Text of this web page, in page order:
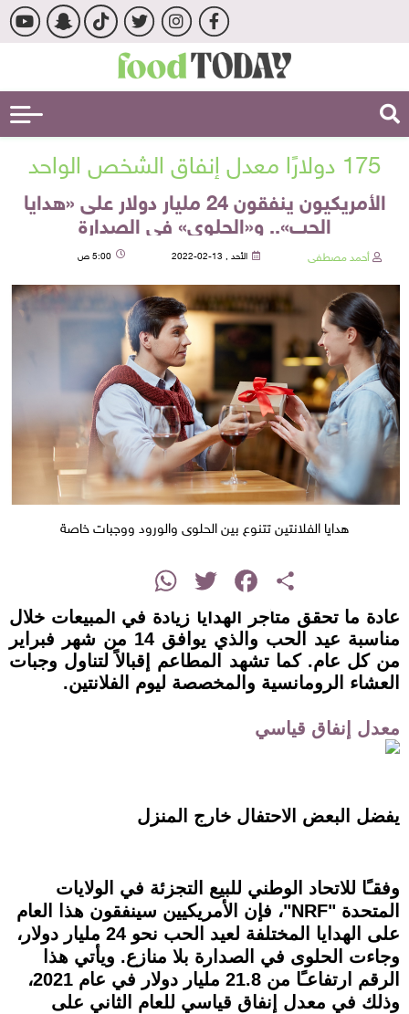
175 دولارًا معدل إنفاق الشخص الواحد
الأمريكيون ينفقون 24 مليار دولار على «هدايا
الحب».. و«الحلوى» في الصدارة
أحمد مصطفى الأحد , 13-02-2022 5:00 ص
هدايا الفلانتين تتنوع بين الحلوى والورود ووجبات خاصة
Share
Facebook
Twitter
WhatsApp
عادة ما تحقق متاجر الهدايا زيادة في المبيعات خلال
مناسبة عيد الحب والذي يوافق 14 من شهر فبراير
من كل عام. كما تشهد المطاعم إقبالاً لتناول وجبات
العشاء الرومانسية والمخصصة ليوم الفلانتين.
معدل إنفاق قياسي
يفضل البعض الاحتفال خارج المنزل
وفقـًا للاتحاد الوطني للبيع التجزئة في الولايات
المتحدة "NRF"، فإن الأمريكيين سينفقون هذا العام
على الهدايا المختلفة لعيد الحب نحو 24 مليار دولار،
وجاءت الحلوى في الصدارة بلا منازع. ويأتي هذا
الرقم ارتفاعـًا من 21.8 مليار دولار في عام 2021،
وذلك في معدل إنفاق قياسي للعام الثاني على